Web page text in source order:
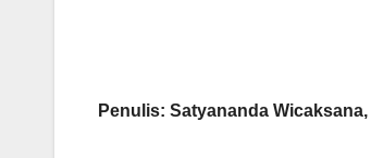
Penulis: Satyananda